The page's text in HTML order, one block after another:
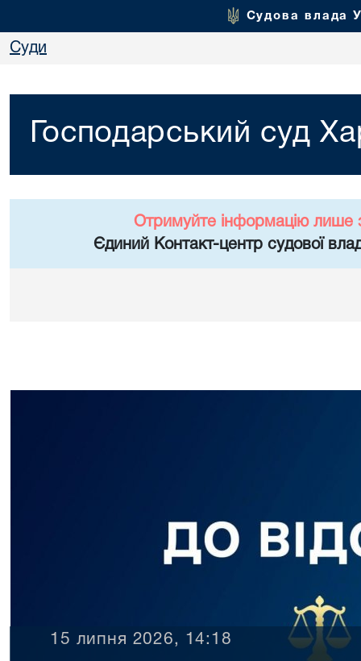
Судова влада
Суди
Господарський суд
Отримуйте інформацію лише
Єдиний Контакт-центр судової
15 липня 2026, 14:18